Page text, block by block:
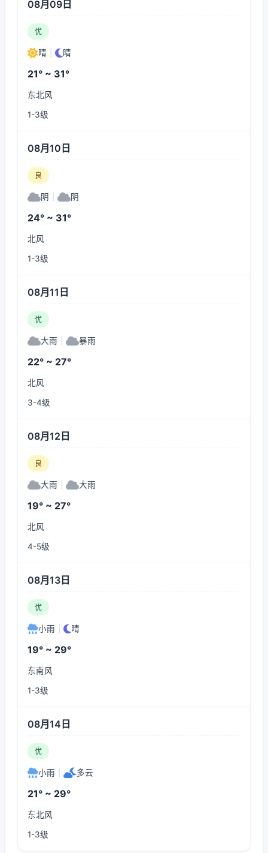
08月09日
优
晴 晴
21° ~ 31°
东北风
1-3级
08月10日
良
阴 阴
24° ~ 31°
北风
1-3级
08月11日
优
大雨 暴雨
22° ~ 27°
北风
3-4级
08月12日
良
大雨 大雨
19° ~ 27°
北风
4-5级
08月13日
优
小雨 晴
19° ~ 29°
东南风
1-3级
08月14日
优
小雨 多云
21° ~ 29°
东北风
1-3级